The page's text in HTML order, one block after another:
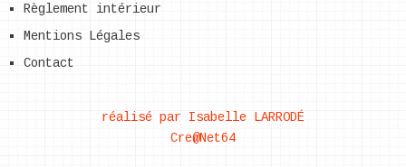
Règlement intérieur
Mentions Légales
Contact
réalisé par Isabelle LARRODÉ
Cre@Net64